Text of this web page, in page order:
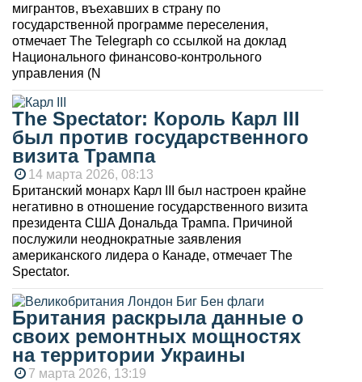
мигрантов, въехавших в страну по
государственной программе переселения,
отмечает The Telegraph со ссылкой на доклад
Национального финансово-контрольного
управления (N
The Spectator: Король Карл III
был против государственного
визита Трампа
14 марта 2026, 08:13
Британский монарх Карл III был настроен крайне
негативно в отношение государственного визита
президента США Дональда Трампа. Причиной
послужили неоднократные заявления
американского лидера о Канаде, отмечает The
Spectator.
Британия раскрыла данные о
своих ремонтных мощностях
на территории Украины
7 марта 2026, 13:19